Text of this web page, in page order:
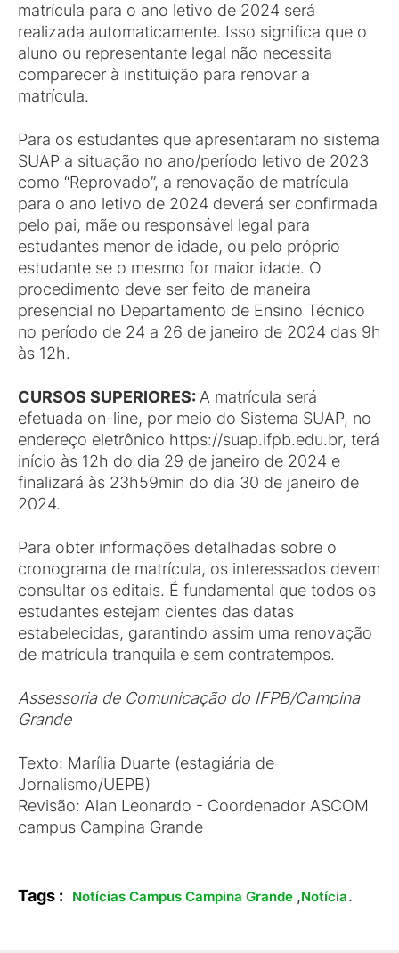
matrícula para o ano letivo de 2024 será
realizada automaticamente. Isso significa que o
aluno ou representante legal não necessita
comparecer à instituição para renovar a
matrícula.
Para os estudantes que apresentaram no sistema
SUAP a situação no ano/período letivo de 2023
como “Reprovado”, a renovação de matrícula
para o ano letivo de 2024 deverá ser confirmada
pelo pai, mãe ou responsável legal para
estudantes menor de idade, ou pelo próprio
estudante se o mesmo for maior idade. O
procedimento deve ser feito de maneira
presencial no Departamento de Ensino Técnico
no período de 24 a 26 de janeiro de 2024 das 9h
às 12h.
CURSOS SUPERIORES: A matrícula será
efetuada on-line, por meio do Sistema SUAP, no
endereço eletrônico https://suap.ifpb.edu.br, terá
início às 12h do dia 29 de janeiro de 2024 e
finalizará às 23h59min do dia 30 de janeiro de
2024.
Para obter informações detalhadas sobre o
cronograma de matrícula, os interessados devem
consultar os editais. É fundamental que todos os
estudantes estejam cientes das datas
estabelecidas, garantindo assim uma renovação
de matrícula tranquila e sem contratempos.
Assessoria de Comunicação do IFPB/Campina
Grande
Texto: Marília Duarte (estagiária de
Jornalismo/UEPB)
Revisão: Alan Leonardo - Coordenador ASCOM
campus Campina Grande
Tags : Notícias Campus Campina Grande ,Notícia.